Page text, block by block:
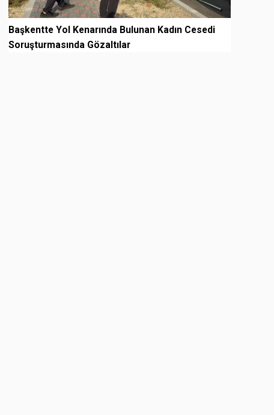
Başkentte Yol Kenarında Bulunan Kadın Cesedi
Soruşturmasında Gözaltılar